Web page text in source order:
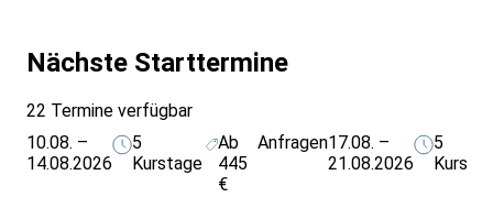
Nächste Starttermine
22 Termine verfügbar
10.08. –
14.08.2026
5
Kurstage
Ab
445
€
Anfragen17.08. –
21.08.2026
5